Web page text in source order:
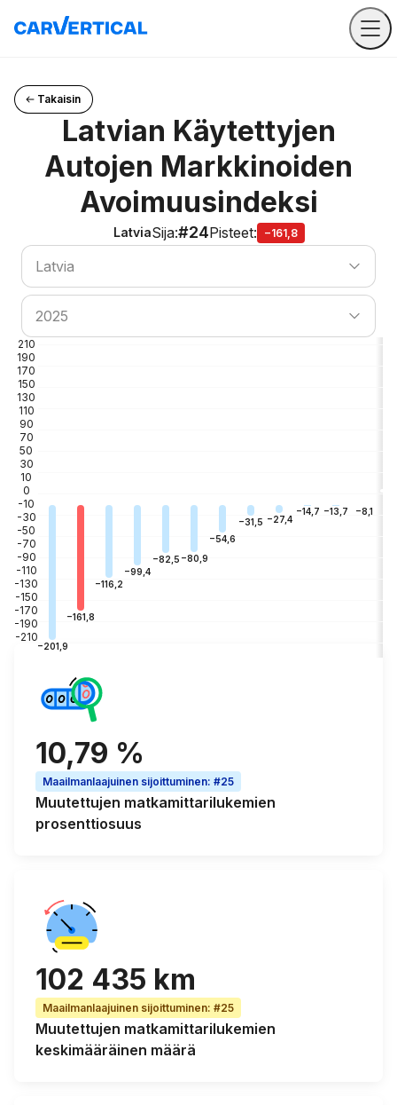
Takaisin
Latvian Käytettyjen
Autojen Markkinoiden
Avoimuusindeksi
LatviaSija:#24Pisteet: −161,8
Etsi maa
Latvia
Etsi maa
2025
210
190
170
150
130
110
90
70
50
30
10
0
-10
-30
-50
-70
-90
-110
-130
-150
-170
-190
-210
−201,9
−161,8
−116,2
−99,4
−82,5 −80,9
−54,6
−31,5 −27,4
−14,7 −13,7 −8,1
10,79 %
Maailmanlaajuinen sijoittuminen: #25
Muutettujen matkamittarilukemien
prosenttiosuus
102 435 km
Maailmanlaajuinen sijoittuminen: #25
Muutettujen matkamittarilukemien
keskimääräinen määrä